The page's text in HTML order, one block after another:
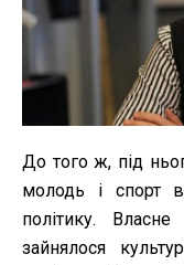
До того ж, під
молодь і спорт
політику.
зайнялося